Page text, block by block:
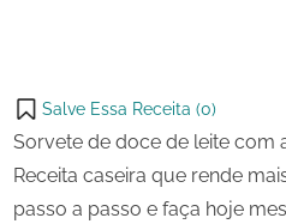
on
X
Salve Essa Receita (0)
Sorvete de doce de leite com
Receita caseira que rende
passo a passo e faça hoje